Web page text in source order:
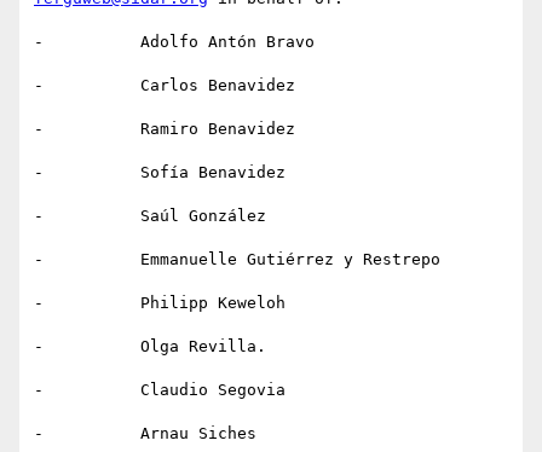
-          Adolfo Antón Bravo
-          Carlos Benavidez
-          Ramiro Benavidez
-          Sofía Benavidez
-          Saúl González
-          Emmanuelle Gutiérrez y Restrepo
-          Philipp Keweloh
-          Olga Revilla.
-          Claudio Segovia
-          Arnau Siches